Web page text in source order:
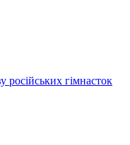
російських гімнасток